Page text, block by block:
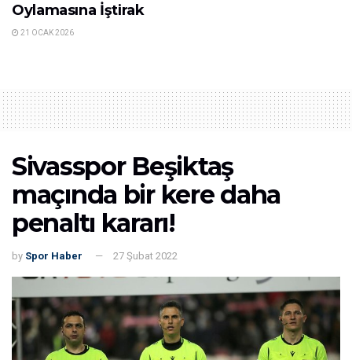
Oylamasına İştirak
21 OCAK 2026
Sivasspor Beşiktaş
maçında bir kere daha
penaltı kararı!
by Spor Haber 27 Şubat 2022